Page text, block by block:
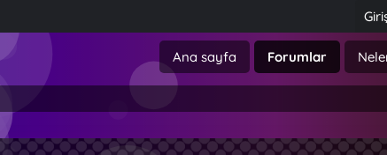
Ana sayfa Forumlar